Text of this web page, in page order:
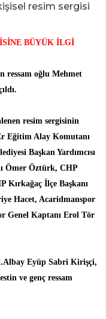
resim sergisi
BÜYÜK İLGİ
ressam oğlu Mehmet
resim sergisinin
Eğitim Alay Komutanı
Başkan Yardımcısı
Ömer Öztürk, CHP
Kırkağaç İlçe Başkanı
Hacet, Acaridmanspor
Genel Kaptanı Erol Tör
Eyüp Sabri Kirişçi,
ve genç ressam